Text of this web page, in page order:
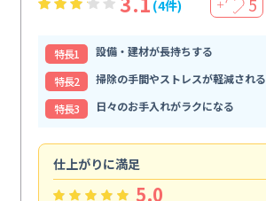
(4件) ＋ 5
特⻑1
設備・建材が長持ちする
特⻑2
掃除の手間やストレスが軽減される
特⻑3
日々のお手入れがラクになる
仕上がりに満足
5.0